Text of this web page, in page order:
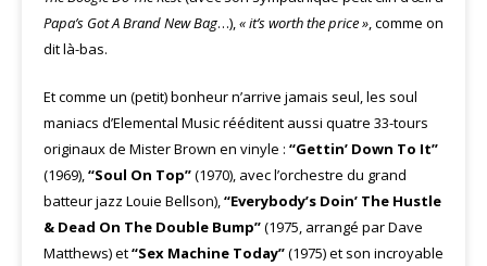
Papa’s Got A Brand New Bag…),« it’s worth the price », comme on
dit là-bas.
Et comme un (petit) bonheur n’arrive jamais seul, les soul
maniacs d’Elemental Music rééditent aussi quatre 33-tours
originaux de Mister Brown en vinyle : “Gettin’ Down To It”
(1969),“Soul On Top”(1970), avec l’orchestre du grand
batteur jazz Louie Bellson),“Everybody’s Doin’ The Hustle
& Dead On The Double Bump”(1975, arrangé par Dave
Matthews) et“Sex Machine Today”(1975) et son incroyable